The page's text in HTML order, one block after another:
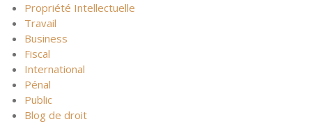
Propriété Intellectuelle
Travail
Business
Fiscal
International
Pénal
Public
Blog de droit